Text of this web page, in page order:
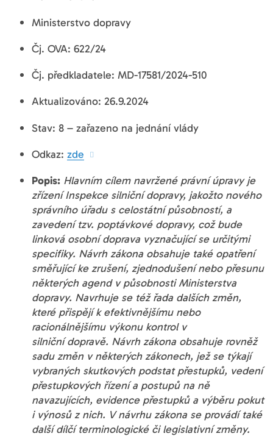
Ministerstvo dopravy
Čj. OVA: 622/24
Čj. předkladatele: MD-17581/2024-510
Aktualizováno: 26.9.2024
Stav: 8 – zařazeno na jednání vlády
Odkaz: zde
Popis: Hlavním cílem navržené právní úpravy je
zřízení Inspekce silniční dopravy, jakožto nového
správního úřadu s celostátní působností, a
zavedení tzv. poptávkové dopravy, což bude
linková osobní doprava vyznačující se určitými
specifiky. Návrh zákona obsahuje také opatření
směřující ke zrušení, zjednodušení nebo přesunu
některých agend v působnosti Ministerstva
dopravy. Navrhuje se též řada dalších změn,
které přispějí k efektivnějšímu nebo
racionálnějšímu výkonu kontrol v
silniční dopravě. Návrh zákona obsahuje rovněž
sadu změn v některých zákonech, jež se týkají
vybraných skutkových podstat přestupků, vedení
přestupkových řízení a postupů na ně
navazujících, evidence přestupků a výběru pokut
i výnosů z nich. V návrhu zákona se provádí také
další dílčí terminologické či legislativní změny.